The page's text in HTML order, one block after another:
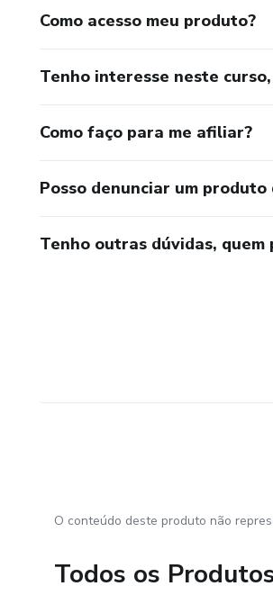
Como acesso meu produto?
Tenho interesse neste
Como faço para me afiliar?
Posso denunciar um
Tenho outras dúvidas, quem
O conteúdo deste produto não
Todos os